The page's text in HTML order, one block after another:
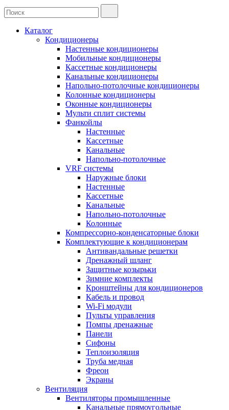
Каталог
Кондиционеры
Настенные кондиционеры
Мобильные кондиционеры
Кассетные кондиционеры
Канальные кондиционеры
Напольно-потолочные кондиционеры
Колонные кондиционеры
Оконные кондиционеры
Мульти сплит системы
Фанкойлы
Настенные
Кассетные
Канальные
Напольно-потолочные
VRF системы
Наружные блоки
Настенные
Кассетные
Канальные
Напольно-потолочные
Колонные
Компрессорно-конденсаторные блоки
Комплектующие к кондиционерам
Антивандальные решетки
Дренажный шланг
Защитные козырьки
Зимние комплекты
Кронштейны для кондиционеров
Кабель и провод
Wi-Fi модули
Пульты управления
Помпы дренажные
Панели
Сифоны
Теплоизоляция
Труба медная
Фреон
Экраны
Вентиляция
Вентиляторы промышленные
Канальные прямоугольные